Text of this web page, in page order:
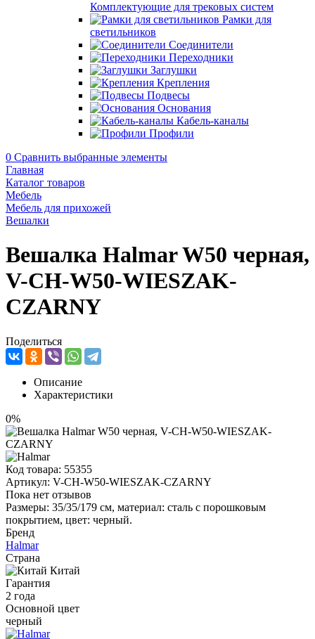
Комплектующие для трековых систем
Рамки для
светильников
Соединители
Переходники
Заглушки
Крепления
Подвесы
Основания
Кабель-каналы
Профили
0 Сравнить выбранные элементы
Главная
Каталог товаров
Мебель
Мебель для прихожей
Вешалки
Вешалка Halmar W50 черная,
V-CH-W50-WIESZAK-
CZARNY
Поделиться
Описание
Характеристики
0%
Код товара: 55355
Артикул: V-CH-W50-WIESZAK-CZARNY
Пока нет отзывов
Размеры: 35/35/179 см, материал: сталь с порошковым
покрытием, цвет: черный.
Бренд
Halmar
Страна
Китай
Гарантия
2 года
Основной цвет
черный